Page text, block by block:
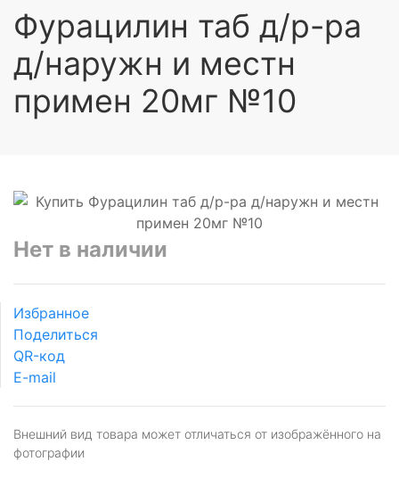
Фурацилин таб д/р-ра
д/наружн и местн
примен 20мг №10
Нет в наличии
Избранное
Поделиться
QR-код
E-mail
Внешний вид товара может отличаться от изображённого на
фотографии